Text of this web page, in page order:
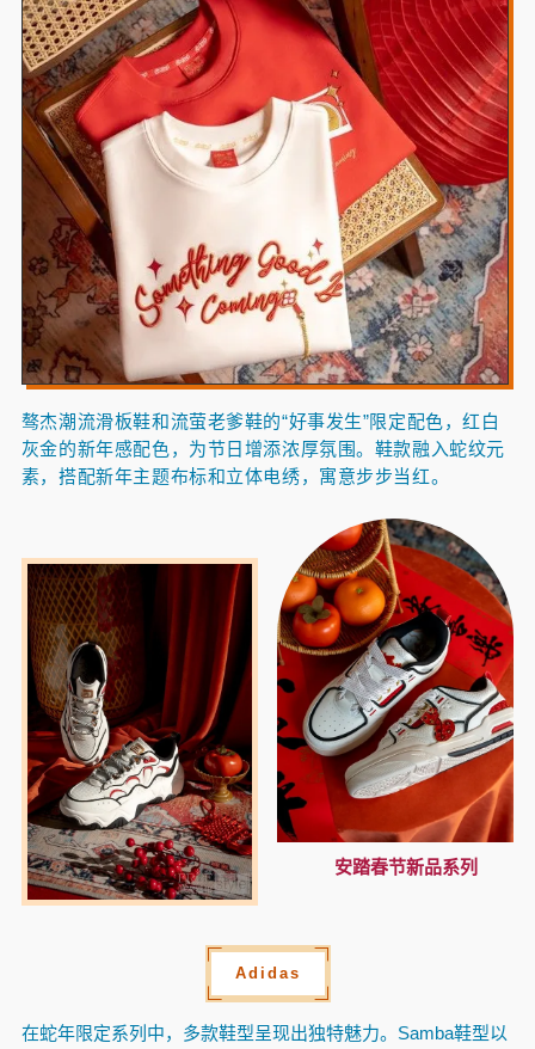
骜杰潮流滑板鞋和流萤老爹鞋的“好事发生”限定配色，红白
灰金的新年感配色，为节日增添浓厚氛围。鞋款融入蛇纹元
素，搭配新年主题布标和立体电绣，寓意步步当红。
安踏春节新品系列
Adidas
在蛇年限定系列中，多款鞋型呈现出独特魅力。Samba鞋型以